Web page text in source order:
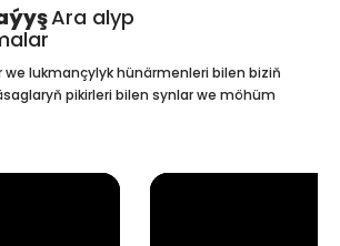
Ara alyp
lukmançylyk hünärmenleri bilen biziň
pikirleri bilen synlar we möhüm